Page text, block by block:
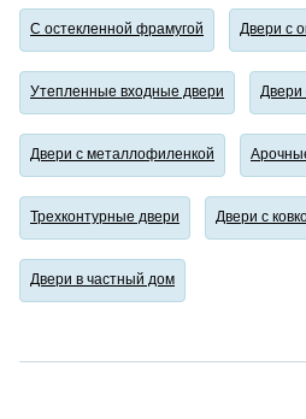
С остекленной фрамугой Двери с
Утепленные входные двери Двери
Двери с металлофиленкой
Трехконтурные двери Двери с
Двери в частный дом